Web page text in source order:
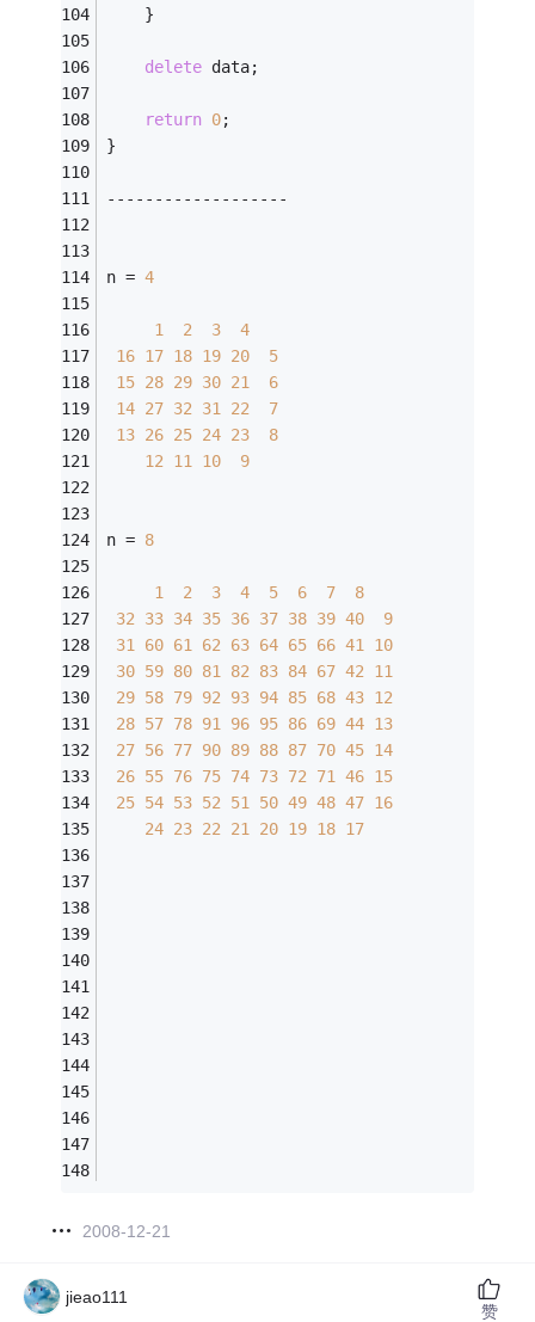
    }
delete data;
return 0;
}
-------------------
n = 4
1 2 3
4
16 17 18 19 20
5
15 28 29 30 21
6
14 27 32 31 22
7
13 26 25 24 23
8
12 11 10 9
n = 8
1 2 3 4 5 6 7
8
32 33 34 35 36 37 38 39 40
9
31 60 61 62 63 64 65 66 41 10
30 59 80 81 82 83 84 67 42 11
29 58 79 92 93 94 85 68 43 12
28 57 78 91 96 95 86 69 44 13
27 56 77 90 89 88 87 70 45 14
26 55 76 75 74 73 72 71 46 15
25 54 53 52 51 50 49 48 47 16
24 23 22 21 20 19 18 17
2008-12-21
jieao111
赞